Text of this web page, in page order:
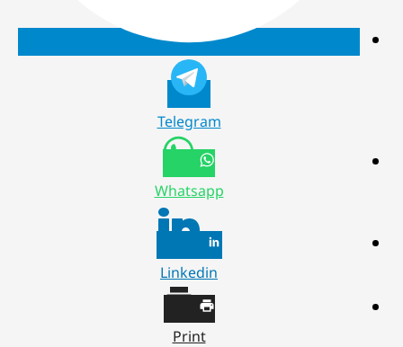
Telegram
Whatsapp
Linkedin
Print